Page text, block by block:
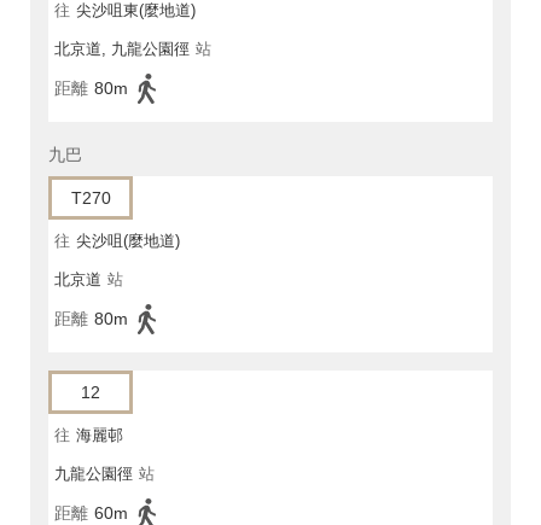
往 尖沙咀東(麼地道)
北京道, 九龍公園徑 站
距離 80m
九巴
T270
往 尖沙咀(麼地道)
北京道 站
距離 80m
12
往 海麗邨
九龍公園徑 站
距離 60m